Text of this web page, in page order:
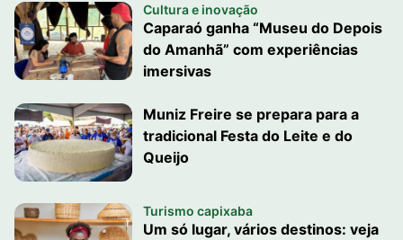
Cultura e inovação
Caparaó ganha “Museu do Depois
do Amanhã” com experiências
imersivas
Muniz Freire se prepara para a
tradicional Festa do Leite e do
Queijo
Turismo capixaba
Um só lugar, vários destinos: veja